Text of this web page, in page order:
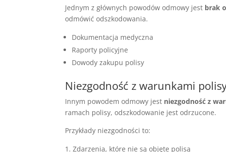
Jednym z głównych powodów odmowy jest brak
odmówić odszkodowania.
Dokumentacja medyczna
Raporty policyjne
Dowody zakupu polisy
Niezgodność z warunkami
Innym powodem odmowy jest niezgodność z
ramach polisy, odszkodowanie jest odrzucone.
Przykłady niezgodności to:
Zdarzenia, które nie są objęte polisą